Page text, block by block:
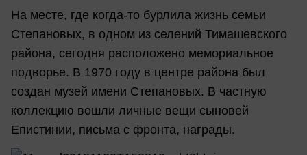
На месте, где когда-то бурлила жизнь семьи
Степановых, в одном из селений Тимашевского
района, сегодня расположено мемориальное
подворье. В 1970 году в центре района был
создан музей имени Степановых. В частную
коллекцию вошли личные вещи сыновей
Епистинии, письма с фронта, награды.